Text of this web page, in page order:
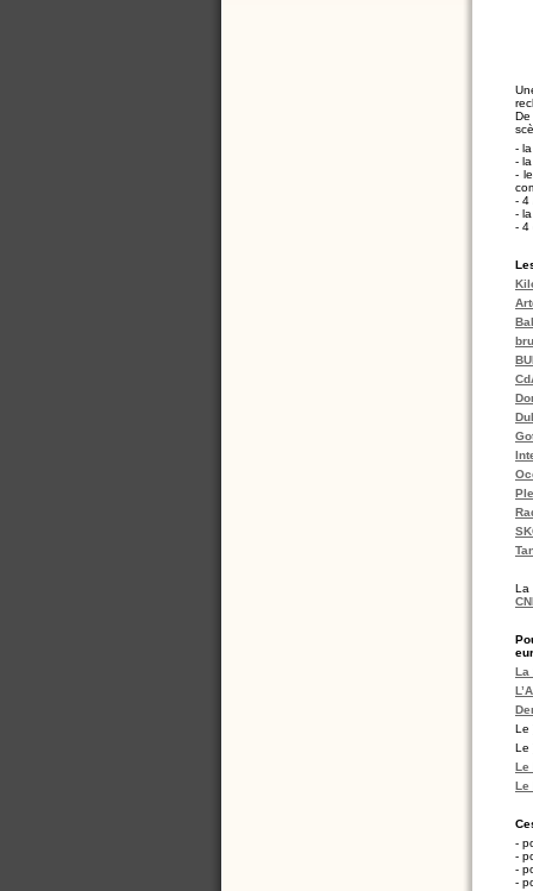
-
-
-
- 4
-
- 4
La
CN
La
Le
Le
Le
Le
-
-
-
-